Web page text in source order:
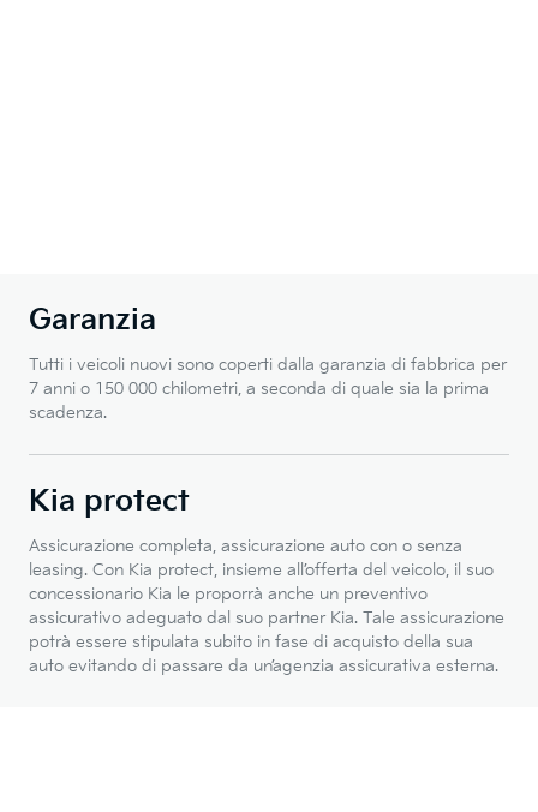
Garanzia
Tutti i veicoli nuovi sono coperti dalla garanzia di fabbrica per
7 anni o 150 000 chilometri, a seconda di quale sia la prima
scadenza.
Kia protect
Assicurazione completa, assicurazione auto con o senza
leasing. Con Kia protect, insieme all’offerta del veicolo, il suo
concessionario Kia le proporrà anche un preventivo
assicurativo adeguato dal suo partner Kia. Tale assicurazione
potrà essere stipulata subito in fase di acquisto della sua
auto evitando di passare da un’agenzia assicurativa esterna.